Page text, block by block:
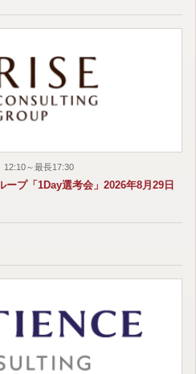
12:10～最長17:30
プ「1Day選考会」2026年8月29日